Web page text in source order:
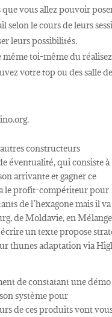
vous allez pouvoir
selon le cours de leurs
leurs possibilités.
même toi-même du réalisez
votre top ou des salle
constructeurs
éventualité, qui consiste à
arrivante et gagner ce
le profit-compétiteur pour
de l’hexagone mais il va
de Moldavie, en
un texte propose
thunes adaptation via
de constatant une démo
système pour
de ces produits vont